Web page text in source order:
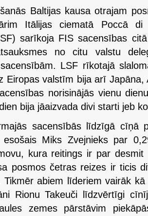
Baltijas kausa otrajam
Itālijas ciematā Poccā di
sarīkoja FIS sacensības
no citu valstu
LSF rīkotajā
Eiropas valstīm bija arī Japāna,
norisinājās vienu
bija jāaizvada divi starti jeb
sacensībās līdzīgā cīņā
esošais Miks Zvejnieks par
kura reitings ir par
posmos četras reizes ir ticis
Tikmēr abiem līderiem vairāk
Rionu Takeuči līdzvērtīgi
zemes pārstāvim